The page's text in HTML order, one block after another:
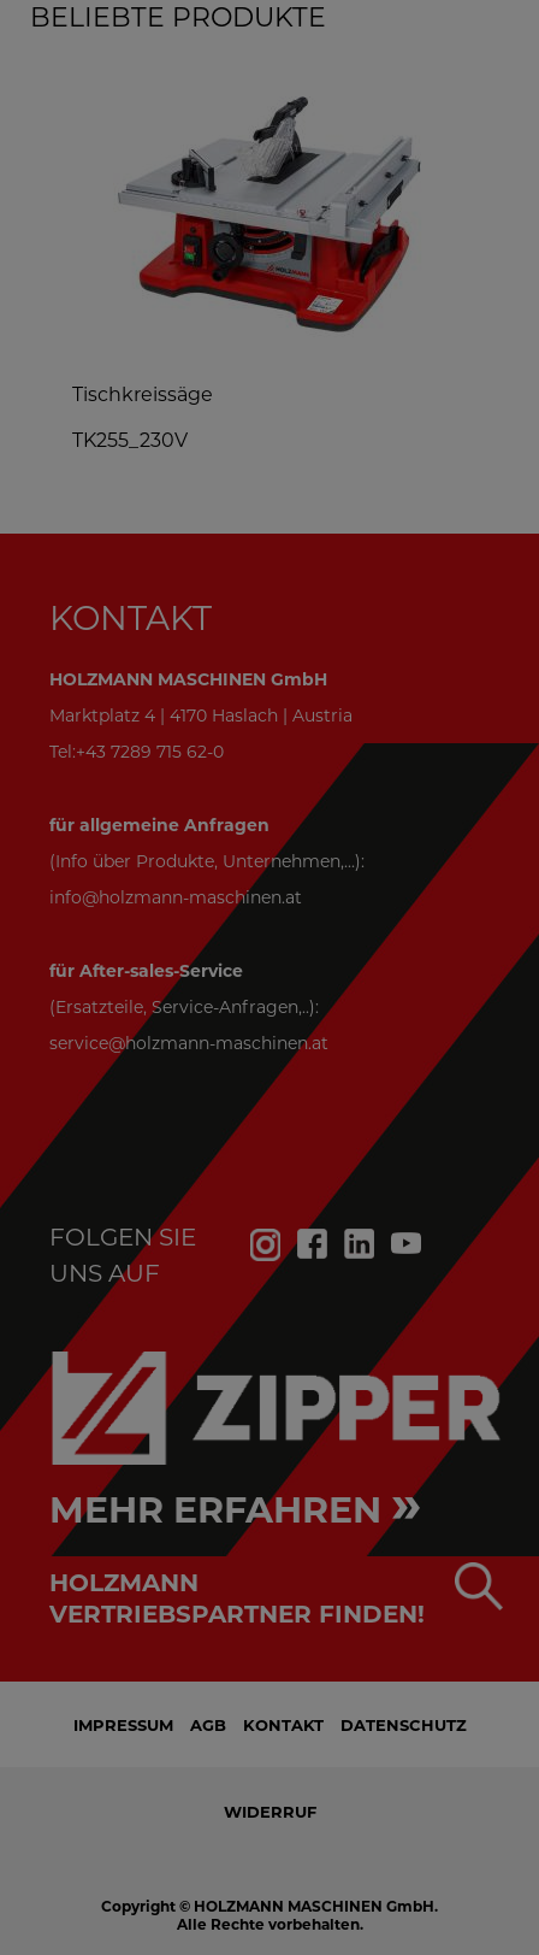
BELIEBTE PRODUKTE
KONTAKT
HOLZMANN MASCHINEN GmbH
Marktplatz 4 | 4170 Haslach | Austria
Tel:+43 7289 715 62-0
für allgemeine Anfragen
(Info über Produkte, Unternehmen,...):
info@holzmann-maschinen.at
für After-sales-Service
(Ersatzteile, Service-Anfragen,..):
service@holzmann-maschinen.at
FOLGEN SIE
UNS AUF
MEHR ERFAHREN »
HOLZMANN
VERTRIEBSPARTNER FINDEN!
IMPRESSUM AGB KONTAKT DATENSCHUTZ
WIDERRUF
Copyright © HOLZMANN MASCHINEN GmbH.
Alle Rechte vorbehalten.